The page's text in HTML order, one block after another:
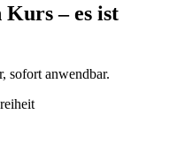
– es ist
sofort anwendbar.